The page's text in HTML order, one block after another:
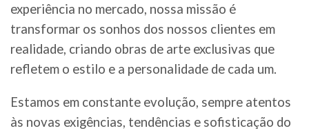
experiência no mercado, nossa missão é
transformar os sonhos dos nossos clientes em
realidade, criando obras de arte exclusivas que
refletem o estilo e a personalidade de cada um.
Estamos em constante evolução, sempre atentos
às novas exigências, tendências e sofisticação do